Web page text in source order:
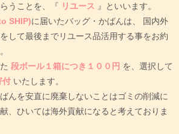
うことを、『 リユース 』といいます。
SHIP)に届いたバッグ・かばんは、
国内外
して最後までリユース品活用する事をお約
段ボール１箱につき１００円 を、選択して
付 いたします。
んを安直に廃棄しないことはゴミの削減に
、ひいては海外貢献になると考えておりま